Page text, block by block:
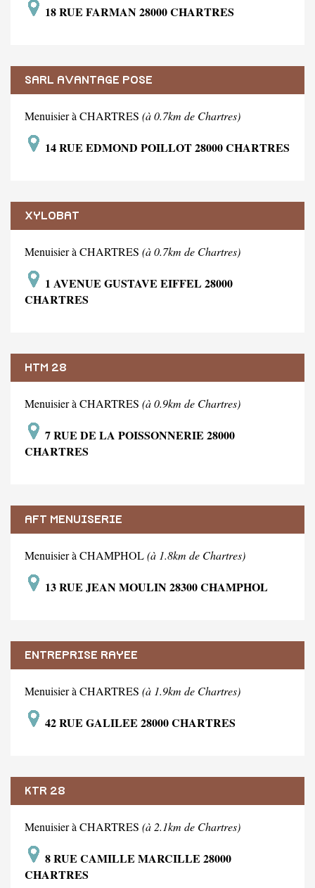
18 RUE FARMAN 28000 CHARTRES
SARL AVANTAGE POSE
Menuisier à CHARTRES (à 0.7km de Chartres)
14 RUE EDMOND POILLOT 28000 CHARTRES
XYLOBAT
Menuisier à CHARTRES (à 0.7km de Chartres)
1 AVENUE GUSTAVE EIFFEL 28000
CHARTRES
HTM 28
Menuisier à CHARTRES (à 0.9km de Chartres)
7 RUE DE LA POISSONNERIE 28000
CHARTRES
AFT MENUISERIE
Menuisier à CHAMPHOL(à 1.8km de Chartres)
13 RUE JEAN MOULIN 28300 CHAMPHOL
ENTREPRISE RAYEE
Menuisier à CHARTRES (à 1.9km de Chartres)
42 RUE GALILEE 28000 CHARTRES
KTR 28
Menuisier à CHARTRES (à 2.1km de Chartres)
8 RUE CAMILLE MARCILLE 28000
CHARTRES